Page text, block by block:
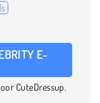
E-
CuteDressup.